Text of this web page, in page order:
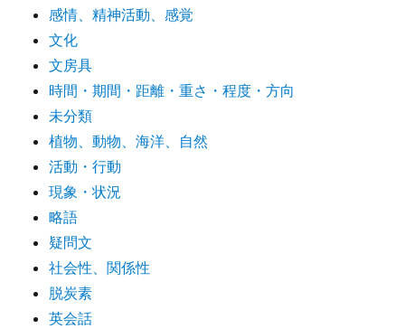
感情、精神活動、感覚
文化
文房具
時間・期間・距離・重さ・程度・方向
未分類
植物、動物、海洋、自然
活動・行動
現象・状況
略語
疑問文
社会性、関係性
脱炭素
英会話